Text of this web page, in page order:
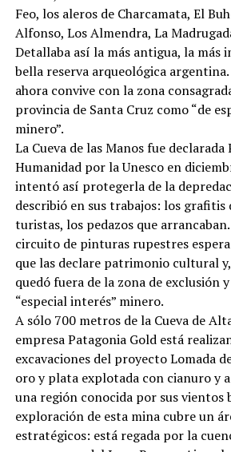
Feo, los aleros de Charcamata, El
Alfonso, Los Almendra, La
Detallaba así la más antigua, la más
bella reserva arqueológica argentina.
ahora convive con la zona
provincia de Santa Cruz como “de
minero”.
La Cueva de las Manos fue
Humanidad por la Unesco en
intentó así protegerla de la
describió en sus trabajos: los grafitis
turistas, los pedazos que
circuito de pinturas rupestres
que las declare patrimonio cultural
quedó fuera de la zona de exclusión
“especial interés” minero.
A sólo 700 metros de la Cueva de
empresa Patagonia Gold está
excavaciones del proyecto Lomada
oro y plata explotada con cianuro y
una región conocida por sus vientos
exploración de esta mina cubre un
estratégicos: está regada por la